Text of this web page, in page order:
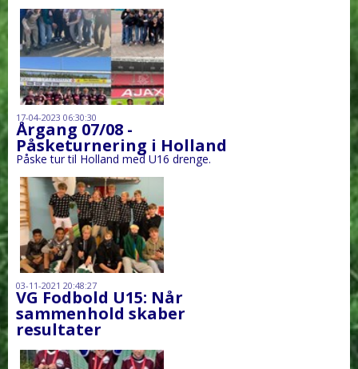
17-04-2023 06:30:30
Årgang 07/08 -
Påsketurnering i Holland
Påske tur til Holland med U16 drenge.
03-11-2021 20:48:27
VG Fodbold U15: Når
sammenhold skaber
resultater